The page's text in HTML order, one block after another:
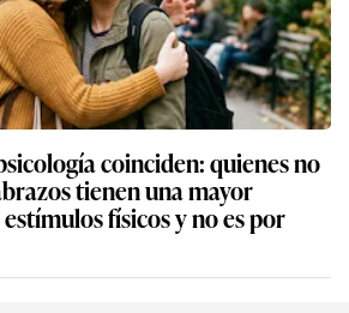
coinciden: quienes no
tienen una mayor
físicos y no es por